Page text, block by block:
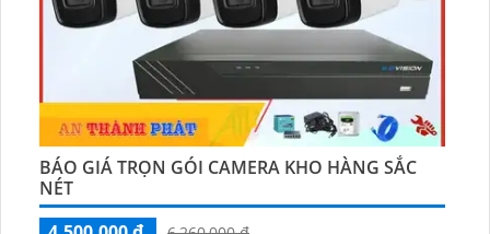
BÁO GIÁ TRỌN GÓI CAMERA KHO HÀNG SẮC
NÉT